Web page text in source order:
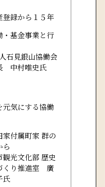
録から１５年
・基金事業と行
石見銀山協働会
中村唯史氏
元気にする協働
家付属町家 群の
ら
観光文化部 歴史
くり推進室 廣
氏